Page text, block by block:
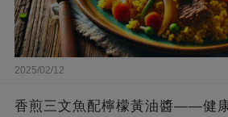
2025/02/12
香煎三文魚配檸檬黃油醬——健